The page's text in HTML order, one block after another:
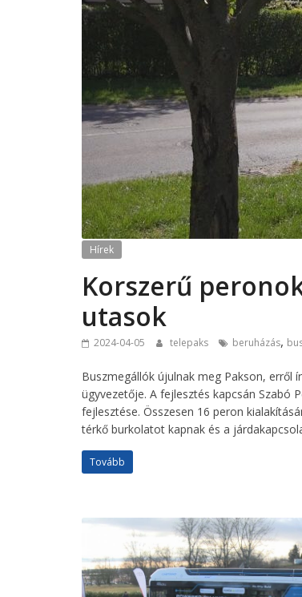
Hírek
Korszerű
utasok
2024-04-05 telepaks beruházás,
Buszmegállók újulnak meg Pakson, erről
ügyvezetője. A fejlesztés kapcsán Szabó
fejlesztése. Összesen 16 peron
térkő burkolatot kapnak és a
Tovább